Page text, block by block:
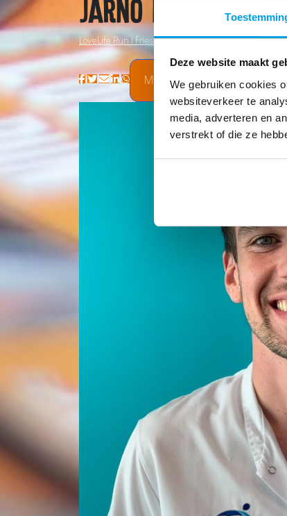
Deze website maakt
We gebruiken cookies
websiteverkeer te
media, adverteren en
verstrekt of die ze
Jarno Krol
LoveLife Run | Friesland
My Team